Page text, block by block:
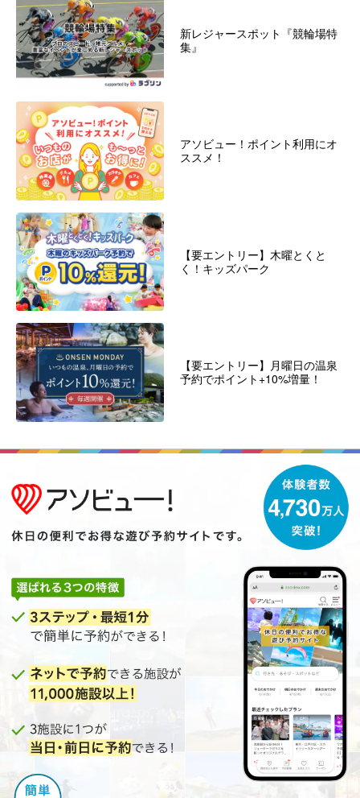
新レジャースポット『競輪場特
集』
アソビュー！ポイント利用にオ
ススメ！
【要エントリー】木曜とくと
く！キッズパーク
【要エントリー】月曜日の温泉
予約でポイント+10%増量！